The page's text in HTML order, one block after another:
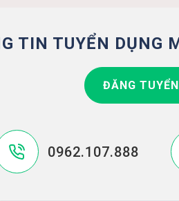
TIN TUYỂN DỤNG
ĐĂNG
0962.107.888